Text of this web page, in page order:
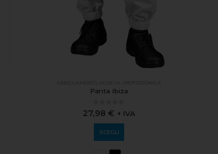
ABBIGLIAMENTO HO.RE.CA. PROFESSIONALE
Panta Ibiza
0out of 5
27,98 € + IVA
SCEGLI